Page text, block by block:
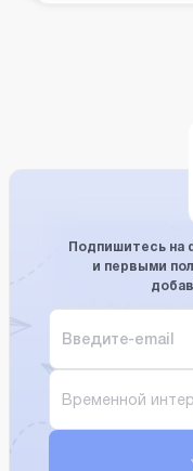
Подпишитесь на
и первыми
Временной